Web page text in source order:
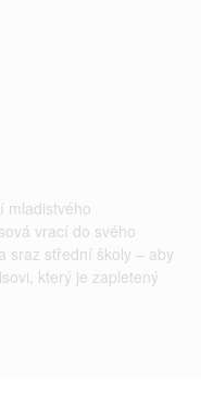
mladistvého
vrací do svého
sraz střední školy – aby
který je zapletený